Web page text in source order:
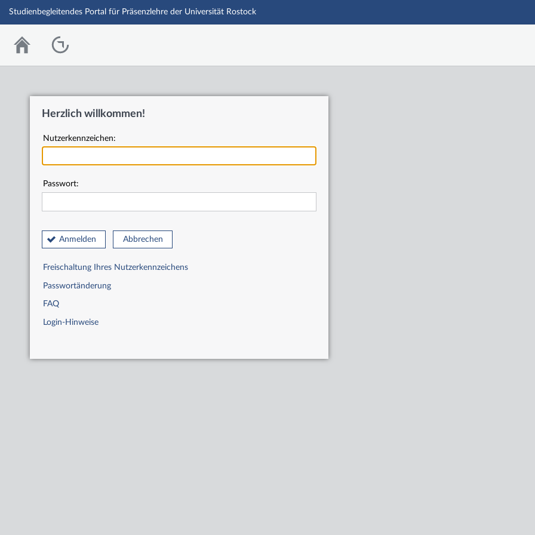
Studienbegleitendes Portal für Präsenzlehre der Universität Rostock
Herzlich willkommen!
Nutzerkennzeichen:
Passwort:
Anmelden Abbrechen
Freischaltung Ihres Nutzerkennzeichens
Passwortänderung
FAQ
Login-Hinweise